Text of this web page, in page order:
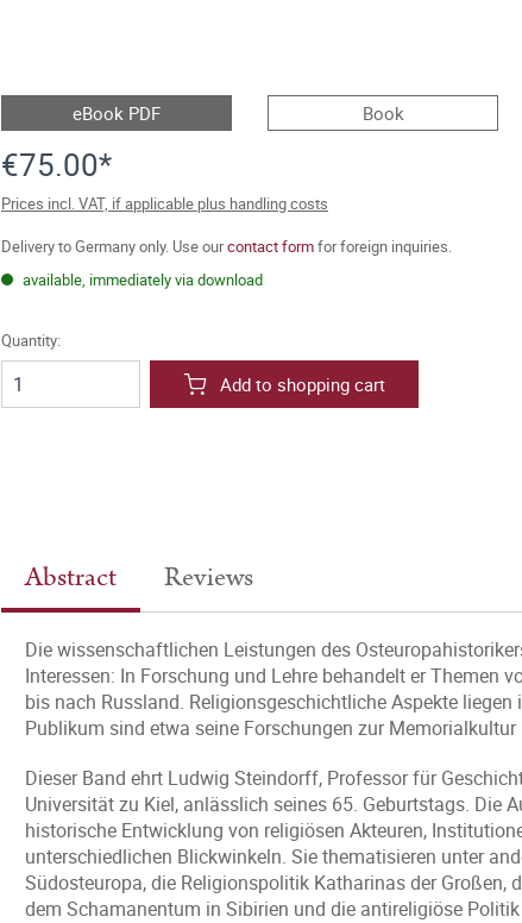
eBook PDF Book
€75.00*
Prices incl. VAT, if applicable plus handling costs
Delivery to Germany only. Use ourcontact formfor foreign inquiries.
available, immediately via download
Quantity:
Add to shopping cart
Abstract Reviews
Die wissenschaftlichen Leistungen des
Interessen: In Forschung und Lehre behandelt er Themen
bis nach Russland. Religionsgeschichtliche Aspekte
Publikum sind etwa seine Forschungen zur
Dieser Band ehrt Ludwig Steindorff, Professor für
Universität zu Kiel, anlässlich seines 65. Geburtstags. Die
historische Entwicklung von religiösen Akteuren,
unterschiedlichen Blickwinkeln. Sie thematisieren unter
Südosteuropa, die Religionspolitik Katharinas der Großen,
dem Schamanentum in Sibirien und die antireligiöse